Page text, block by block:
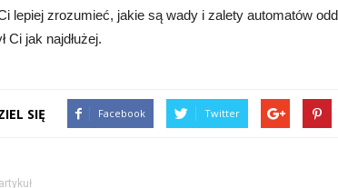
lepiej zrozumieć, jakie są wady i zalety automatów
Ci jak najdłużej.
SIĘ Facebook Twitter